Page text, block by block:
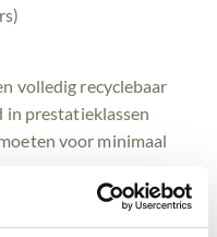
volledig recyclebaar
in prestatieklassen
voor minimaal
plastic